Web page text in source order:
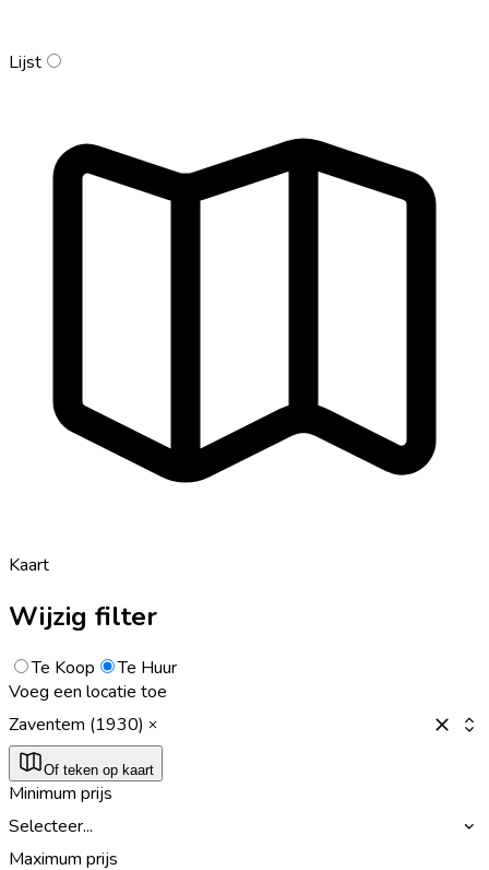
Lijst
Kaart
Wijzig filter
Te Koop
Te Huur
Voeg een locatie toe
Zaventem (1930)
Of teken op kaart
Minimum prijs
Selecteer...
Maximum prijs